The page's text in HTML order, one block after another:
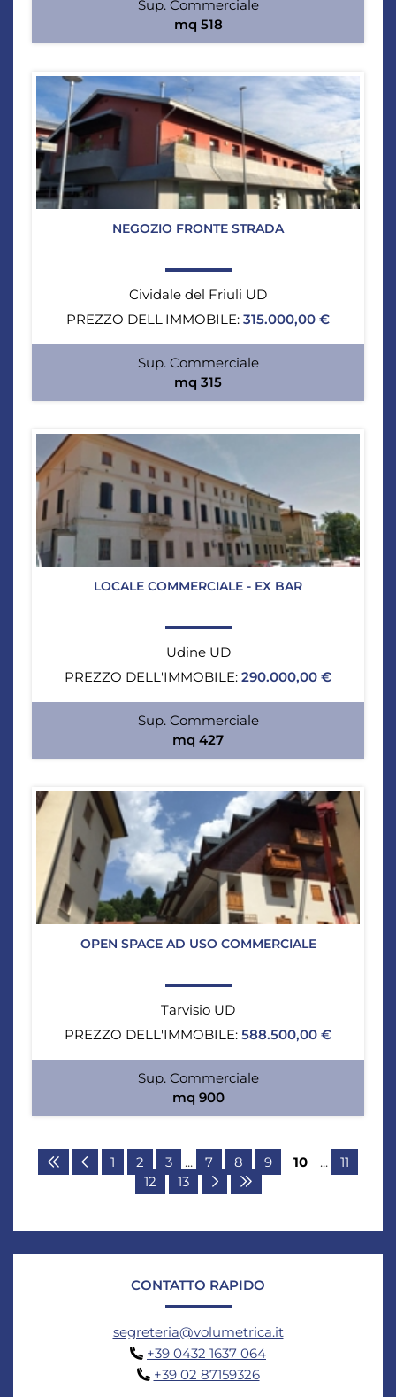
Sup. Commerciale
mq 518
NEGOZIO FRONTE STRADA
Cividale del Friuli UD
PREZZO DELL'IMMOBILE: 315.000,00 €
Sup. Commerciale
mq 315
LOCALE COMMERCIALE - EX BAR
Udine UD
PREZZO DELL'IMMOBILE: 290.000,00 €
Sup. Commerciale
mq 427
OPEN SPACE AD USO COMMERCIALE
Tarvisio UD
PREZZO DELL'IMMOBILE: 588.500,00 €
Sup. Commerciale
mq 900
1 2 3 ... 7 8 9 10 ...
11
12
13
CONTATTO RAPIDO
segreteria@volumetrica.it
+39 0432 1637 064
+39 02 87159326